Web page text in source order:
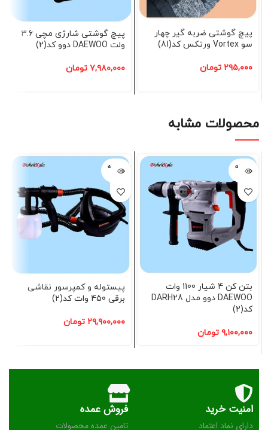
پیچ گوشتی ضربه گیر چهار
سو Vortex ورتکس کد(81)
۲۹۵,۰۰۰ تومان
پیچ گوشتی شارژی مچی 3.6
ولت DAEWOO دوو کد(2)
۷,۹۸۰,۰۰۰ تومان
محصولات مشابه
فروخته
شده
بتن کن 4 شیار 1100 وات
DAEWOO دوو مدل DARH28
کد(2)
۹,۱۰۰,۰۰۰ تومان
فروخته
شده
پیستوله و کمپرسور نقاشی
برقی 450 وات کد(2)
۲۹,۹۰۰,۰۰۰ تومان
امنیت خرید
دارای نماد اعتماد
فروش عمده
تامین عمده محصولات